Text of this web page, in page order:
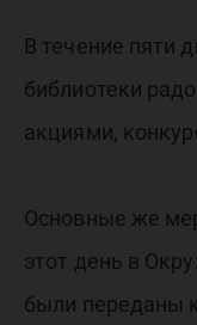
В течение пяти
библиотеки
акциями,
Основные же
этот день в
были переданы